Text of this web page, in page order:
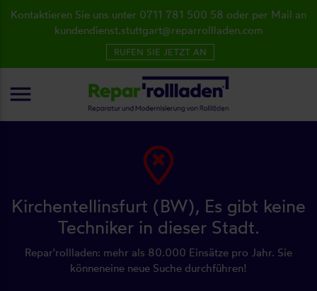
Kirchentellinsfurt (BW), Es gibt keine
Techniker in dieser Stadt.
Repar'rollladen: mehr als 80.000 Einsätze pro Jahr. Sie
könneneine neue Suche durchführen!
Kontaktieren Sie uns unter 0711 781 500 58 oder per Mail an
kundendienst.stuttgart@reparrollladen.com
RUFEN SIE JETZT AN
menu